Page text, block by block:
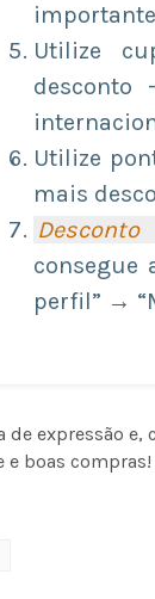
Utilize
desconto
Utilize
mais
consegue
perfil” →
de expressão
boas compras!